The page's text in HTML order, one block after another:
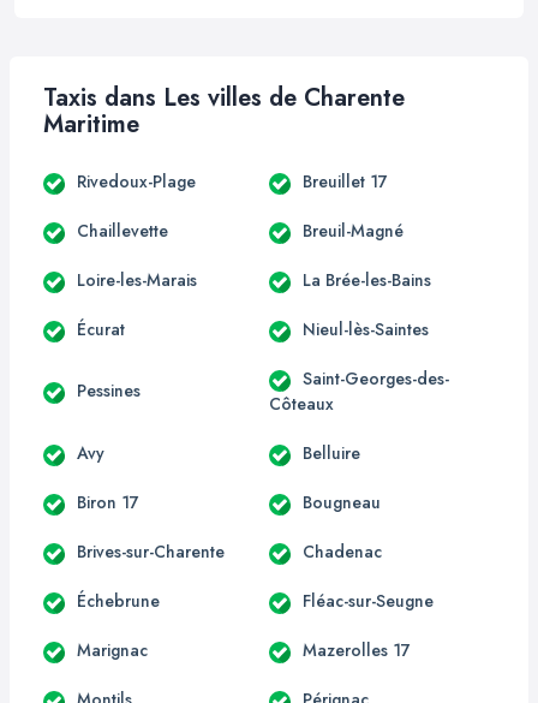
Taxis dans Les villes de Charente
Maritime
Rivedoux-Plage Breuillet 17
Chaillevette Breuil-Magné
Loire-les-Marais La Brée-les-Bains
Écurat Nieul-lès-Saintes
Pessines
Saint-Georges-des-
Côteaux
Avy Belluire
Biron 17 Bougneau
Brives-sur-Charente Chadenac
Échebrune Fléac-sur-Seugne
Marignac Mazerolles 17